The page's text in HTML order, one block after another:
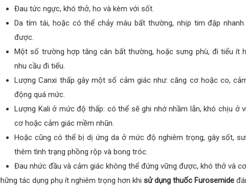
Đau tức ngực, khó thở, ho và kèm với sốt.
Da tím tái, hoặc có thể chảy máu bất thường, nhịp tim đập
được.
Một số trường hợp tăng cân bất thường, hoặc sưng phù, đi tiểu ít
nhu cầu đi tiểu.
Lượng Canxi thấp gây một số cảm giác như: căng cơ hoặc co,
động quá mức.
Lượng Kali ở mức độ thấp: có thể sẽ ghi nhớ nhầm lẫn, khó chịu ở
cơ hoặc cảm giác mềm nhũn.
Hoặc cũng có thể bị dị ứng da ở mức độ nghiêm trọng, gây sốt,
thêm tình trạng phồng rộp và bong tróc.
Đau nhức đầu và cảm giác không thể đứng vững được, khó thở và
tác dụng phụ ít nghiêm trọng hơn khi sử dụng thuốc Furosemide